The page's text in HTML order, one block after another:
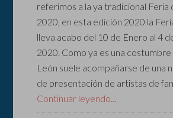
referimos a la ya tradicional Feria
2020, en esta edición 2020 la
lleva acabo del 10 de Enero al 4
2020. Como ya es una
León suele acompañarse de una
de presentación de artistas de
Continuar leyendo...